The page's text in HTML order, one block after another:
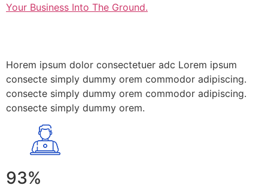
Your Business Into The Ground.
Horem ipsum dolor consectetuer adc Lorem ipsum
consecte simply dummy orem commodor adipiscing.
consecte simply dummy orem commodor adipiscing.
consecte simply dummy orem.
93%